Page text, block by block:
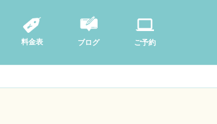
料金表 ブログ ご予約